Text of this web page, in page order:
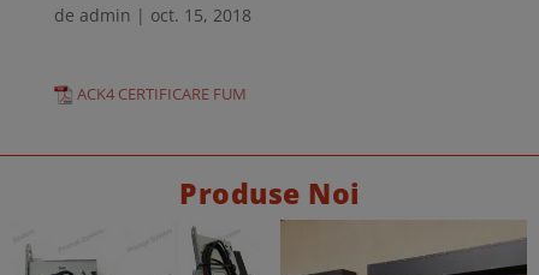
de admin | oct. 15, 2018
ACK4 CERTIFICARE FUM
Produse Noi